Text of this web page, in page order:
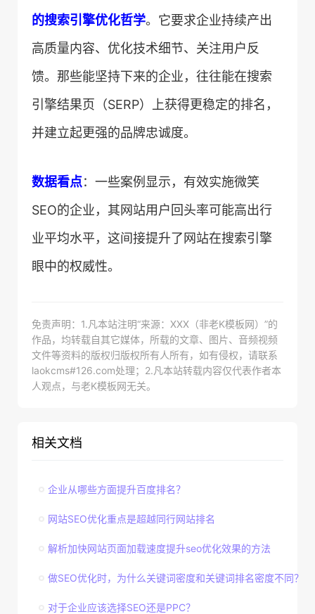
的搜索引擎优化哲学​​。它要求企业持续产出
高质量内容、优化技术细节、关注用户反
馈。那些能坚持下来的企业，往往能在搜索
引擎结果页（SERP）上获得更稳定的排名，
并建立起更强的品牌忠诚度。
​数据看点​​：一些案例显示，有效实施微笑
SEO的企业，其网站用户回头率可能高出行
业平均水平，这间接提升了网站在搜索引擎
眼中的权威性。
免责声明：1.凡本站注明“来源：XXX（非老K模板网）”的
作品，均转载自其它媒体，所载的文章、图片、音频视频
文件等资料的版权归版权所有人所有，如有侵权，请联系
laokcms#126.com处理；2.凡本站转载内容仅代表作者本
人观点，与老K模板网无关。
相关文档
企业从哪些方面提升百度排名？
网站SEO优化重点是超越同行网站排名
解析加快网站页面加载速度提升seo优化效果的方法
做SEO优化时，为什么关键词密度和关键词排名密度不同？
对于企业应该选择SEO还是PPC？